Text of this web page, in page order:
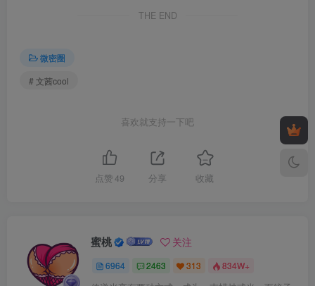
THE END
微密圈
# 文茜cool
喜欢就支持一下吧
点赞 49 分享 收藏
蜜桃 关注
6964 2463 313 834W+